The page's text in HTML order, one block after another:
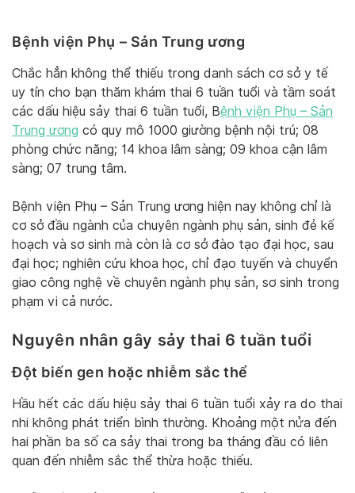
Bệnh viện Phụ – Sản Trung ương
Chắc hẳn không thể thiếu trong danh sách cơ sở y tế
uy tín cho bạn thăm khám thai 6 tuần tuổi và tầm soát
các dấu hiệu sảy thai 6 tuần tuổi, Bệnh viện Phụ – Sản
Trung ương có quy mô 1000 giường bệnh nội trú; 08
phòng chức năng; 14 khoa lâm sàng; 09 khoa cận lâm
sàng; 07 trung tâm.
Bệnh viện Phụ – Sản Trung ương hiện nay không chỉ là
cơ sở đầu ngành của chuyên ngành phụ sản, sinh đẻ kế
hoạch và sơ sinh mà còn là cơ sở đào tạo đại học, sau
đại học; nghiên cứu khoa học, chỉ đạo tuyến và chuyển
giao công nghệ về chuyên ngành phụ sản, sơ sinh trong
phạm vi cả nước.
Nguyên nhân gây sảy thai 6 tuần tuổi
Đột biến gen hoặc nhiễm sắc thể
Hầu hết các dấu hiệu sảy thai 6 tuần tuổi xảy ra do thai
nhi không phát triển bình thường. Khoảng một nửa đến
hai phần ba số ca sảy thai trong ba tháng đầu có liên
quan đến nhiễm sắc thể thừa hoặc thiếu.